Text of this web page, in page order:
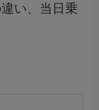
い、当日乗